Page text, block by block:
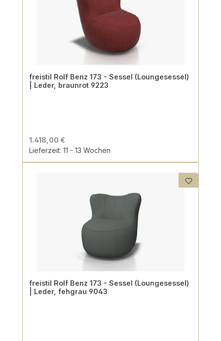
freistil Rolf Benz 173 - Sessel (Loungesessel)
| Leder, braunrot 9223
1.418,00 €
Lieferzeit: 11 - 13 Wochen
freistil Rolf Benz 173 - Sessel (Loungesessel)
| Leder, fehgrau 9043